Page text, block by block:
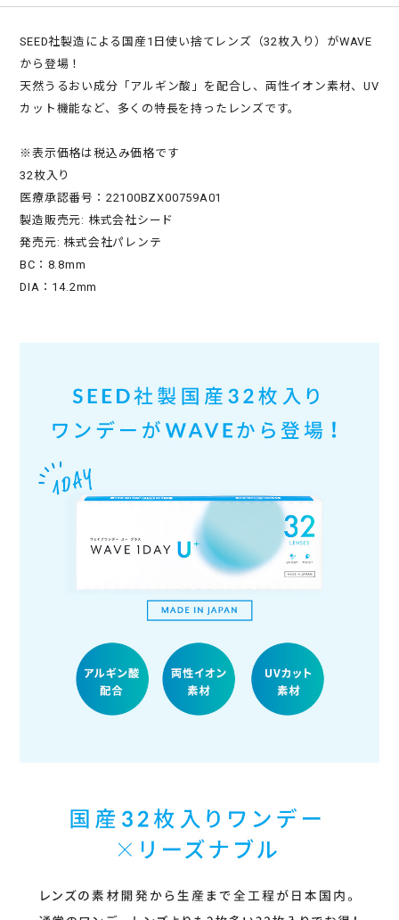
SEED社製造による国産1日使い捨てレンズ（32枚入り）がWAVE
から登場！
天然うるおい成分「アルギン酸」を配合し、両性イオン素材、UV
カット機能など、多くの特長を持ったレンズです。
※表示価格は税込み価格です
32枚入り
医療承認番号：22100BZX00759A01
製造販売元: 株式会社シード
発売元: 株式会社パレンテ
BC：8.8mm
DIA：14.2mm